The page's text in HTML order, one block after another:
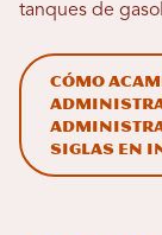
tanques de
Cómo
siglas en